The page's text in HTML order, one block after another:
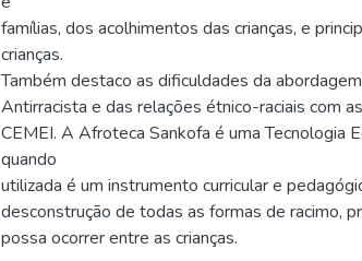
famílias, dos acolhimentos das crianças, e
crianças.
Também destaco as dificuldades da
Antirracista e das relações étnico-raciais com
CEMEI. A Afroteca Sankofa é uma Tecnologia
quando
utilizada é um instrumento curricular e
desconstrução de todas as formas de racimo,
possa ocorrer entre as crianças.